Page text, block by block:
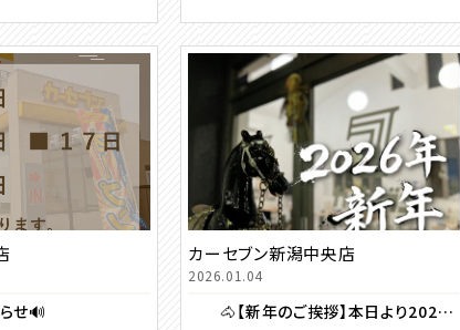
せ🔊
カーセブン新潟中央店
2026.01.04
🐴【新年のご挨拶】本日より2026年の営業を開始いたしました🎍